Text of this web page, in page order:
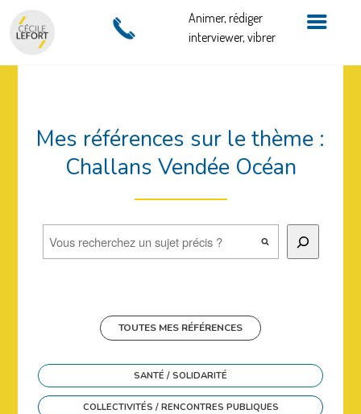
Mes références sur le thème :
Challans Vendée Océan
Rechercher
TOUTES MES RÉFÉRENCES
SANTÉ / SOLIDARITÉ
COLLECTIVITÉS / RENCONTRES PUBLIQUES
Animer, rédiger
interviewer, vibrer